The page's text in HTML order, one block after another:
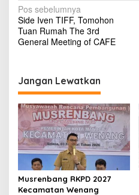
N
a
v
g
a
s
i
p
o
s
Pos sebelumnya
Side Iven TIFF, Tomohon
Tuan Rumah The 3rd
General Meeting of CAFE
Jangan Lewatkan
Musrenbang RKPD 2027
Kecamatan Wenang